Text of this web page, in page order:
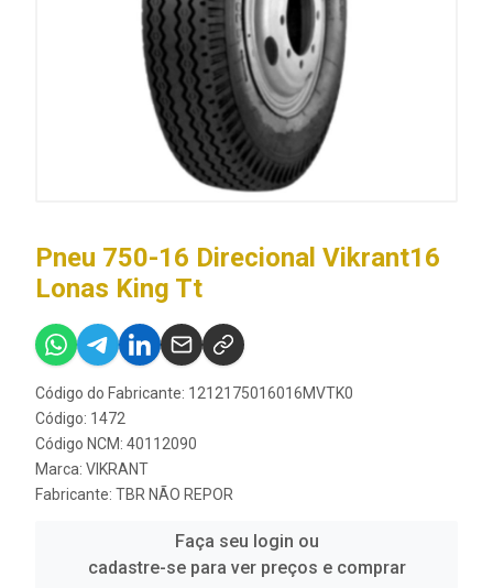
Pneu 750-16 Direcional Vikrant16
Lonas King Tt
Código do Fabricante: 1212175016016MVTK0
Código: 1472
Código NCM: 40112090
Marca: VIKRANT
Fabricante: TBR NÃO REPOR
Faça seu login ou
cadastre-se para ver preços e comprar